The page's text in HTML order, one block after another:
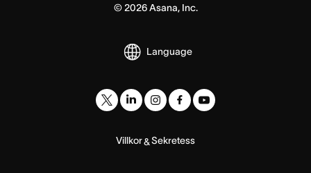
© 2026Asana, Inc.
Language
Villkor&Sekretess